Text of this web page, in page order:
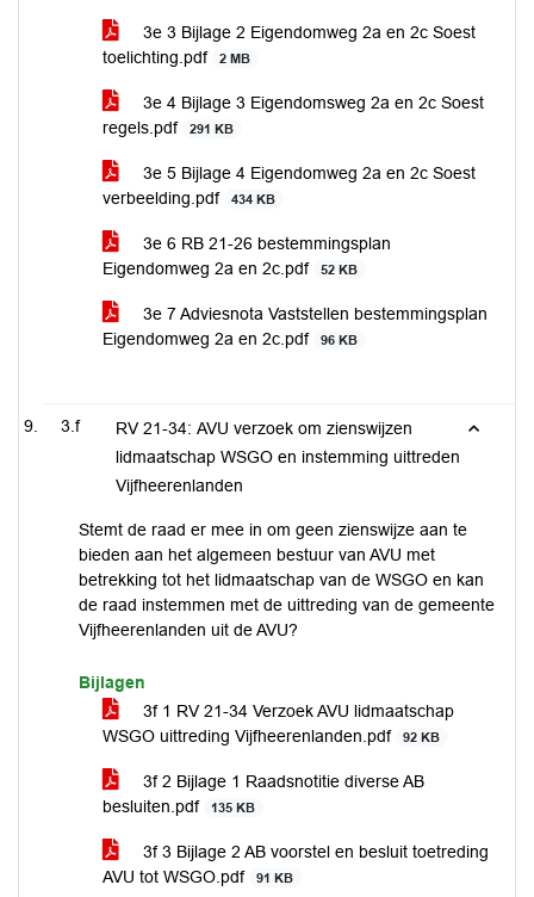
3e 3 Bijlage 2 Eigendomweg 2a en 2c Soest
toelichting.pdf
2 MB
3e 4 Bijlage 3 Eigendomsweg 2a en 2c Soest
regels.pdf
291 KB
3e 5 Bijlage 4 Eigendomweg 2a en 2c Soest
verbeelding.pdf
434 KB
3e 6 RB 21-26 bestemmingsplan
Eigendomweg 2a en 2c.pdf
52 KB
3e 7 Adviesnota Vaststellen bestemmingsplan
Eigendomweg 2a en 2c.pdf
96 KB
3.f
RV 21-34: AVU verzoek om zienswijzen
lidmaatschap WSGO en instemming uittreden
Vijfheerenlanden
Stemt de raad er mee in om geen zienswijze aan te
bieden aan het algemeen bestuur van AVU met
betrekking tot het lidmaatschap van de WSGO en kan
de raad instemmen met de uittreding van de gemeente
Vijfheerenlanden uit de AVU?
Bijlagen
3f 1 RV 21-34 Verzoek AVU lidmaatschap
WSGO uittreding Vijfheerenlanden.pdf
92 KB
3f 2 Bijlage 1 Raadsnotitie diverse AB
besluiten.pdf
135 KB
3f 3 Bijlage 2 AB voorstel en besluit toetreding
AVU tot WSGO.pdf
91 KB